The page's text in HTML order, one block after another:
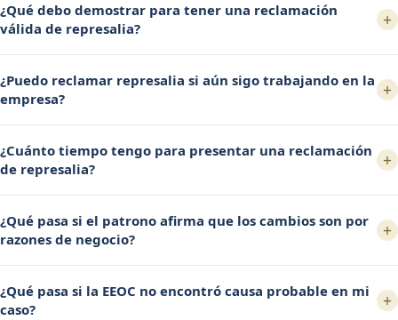
¿Qué debo demostrar para tener una reclamación
válida de represalia?
+
¿Puedo reclamar represalia si aún sigo trabajando en la
empresa?
+
¿Cuánto tiempo tengo para presentar una reclamación
de represalia?
+
¿Qué pasa si el patrono afirma que los cambios son por
razones de negocio?
+
¿Qué pasa si la EEOC no encontró causa probable en mi
caso?
+